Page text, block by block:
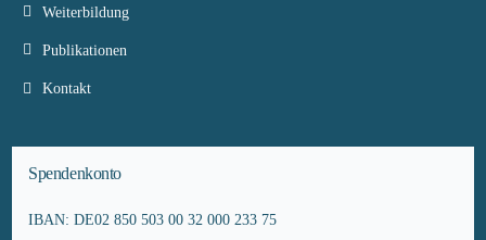
Weiterbildung
Publikationen
Kontakt
Spendenkonto
IBAN: DE02 850 503 00 32 000 233 75